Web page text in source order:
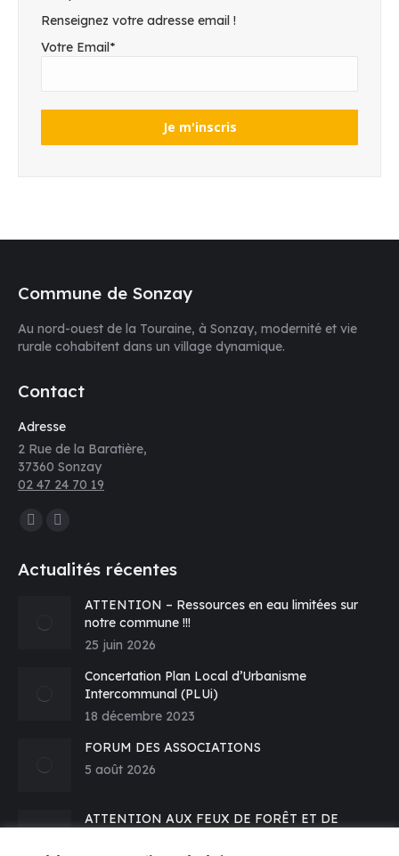
Renseignez votre adresse email !
Votre Email*
Commune de Sonzay
Au nord-ouest de la Touraine, à Sonzay, modernité et vie
rurale cohabitent dans un village dynamique.
Contact
Adresse
2 Rue de la Baratière,
37360 Sonzay
02 47 24 70 19
Trouvez nous sur :
Facebook
E-
s'ouvre
dans
nouvelle
fenêtre
Actualités récentes
ATTENTION – Ressources en eau limitées sur
notre commune !!!
25 juin 2026
Concertation Plan Local d’Urbanisme
Intercommunal (PLUi)
18 décembre 2023
FORUM DES ASSOCIATIONS
5 août 2026
ATTENTION AUX FEUX DE FORÊT ET DE